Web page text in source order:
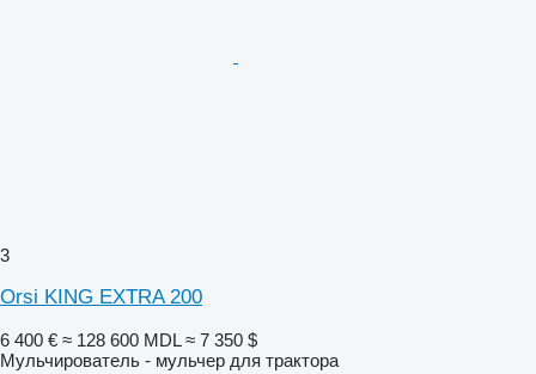
3
Orsi KING EXTRA 200
6 400 € ≈ 128 600 MDL ≈ 7 350 $
Мульчирователь - мульчер для трактора